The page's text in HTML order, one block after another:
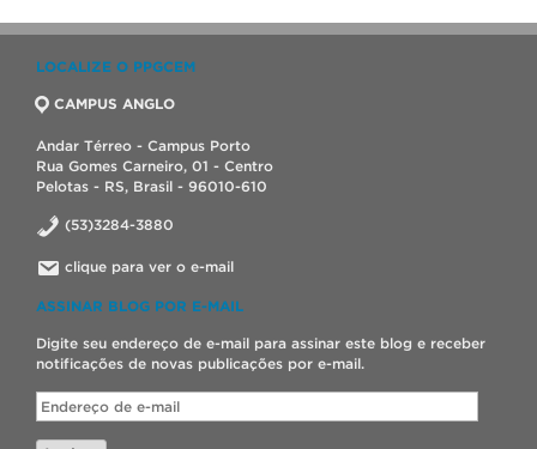
LOCALIZE O PPGCEM
CAMPUS ANGLO
Andar Térreo - Campus Porto
Rua Gomes Carneiro, 01 - Centro
Pelotas - RS, Brasil - 96010-610
(53)3284-3880
clique para ver o e-mail
ASSINAR BLOG POR E-MAIL
Digite seu endereço de e-mail para assinar este blog e receber
notificações de novas publicações por e-mail.
Endereço
de
e-